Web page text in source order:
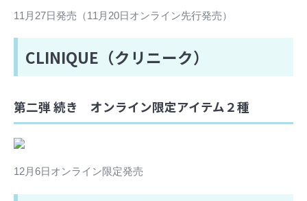
11月27日発売（11月20日オンライン先行発売）
CLINIQUE（クリニーク）
第二弾 続き オンライン限定アイテム２種
12月6日オンライン限定発売